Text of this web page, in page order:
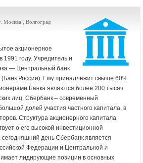
Москва , Волгоград
акционерное
году. Учредитель и
— Центральный банк
(Банк России). Ему принадлежит свыше 60%
Банка являются более 200 тысяч
лиц. Сбербанк – современный
долей участия частного капитала, в
Структура акционерного капитала
о его высокой инвестиционной
сегодняшний день Сбербанк является
Федерации и Центральной и
лидирующие позиции в основных